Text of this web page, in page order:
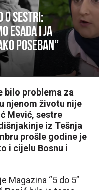
o sestri:
Esada i ja
poseban”
bilo problema za
njenom životu nije
Mević, sestre
iz Tešnja
prošle godine je
i cijelu Bosnu i
Magazina “5 do 5”